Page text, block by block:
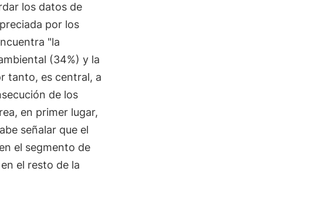
los datos de
por los
"la
(34%) y la
tanto, es central, a
de los
en primer lugar,
señalar que el
el segmento de
el resto de la